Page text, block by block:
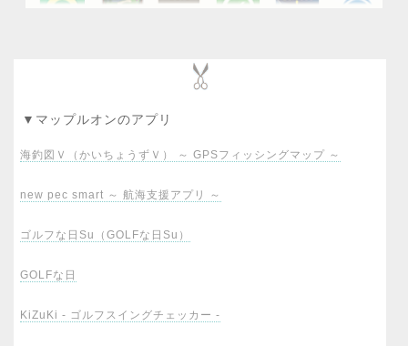
▼マップルオンのアプリ
海釣図Ｖ（かいちょうずＶ） ～ GPSフィッシングマップ ～
new pec smart ～ 航海支援アプリ ～
ゴルフな日Su（GOLFな日Su）
GOLFな日
KiZuKi - ゴルフスイングチェッカー -